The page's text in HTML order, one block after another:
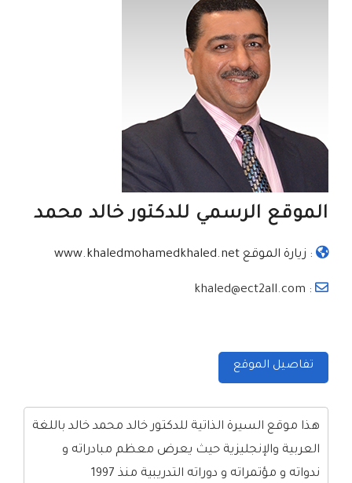
الموقع الرسمي للدكتور خالد محمد
: زيارة الموقع www.khaledmohamedkhaled.net
: khaled@ect2all.com
تفاصيل الموقع
هذا موقع السيرة الذاتية للدكتور خالد محمد خالد باللغة
العربية والإنجليزية حيث يعرض معظم مبادراته و
ندواته و مؤتمراته و دوراته التدريبية منذ 1997